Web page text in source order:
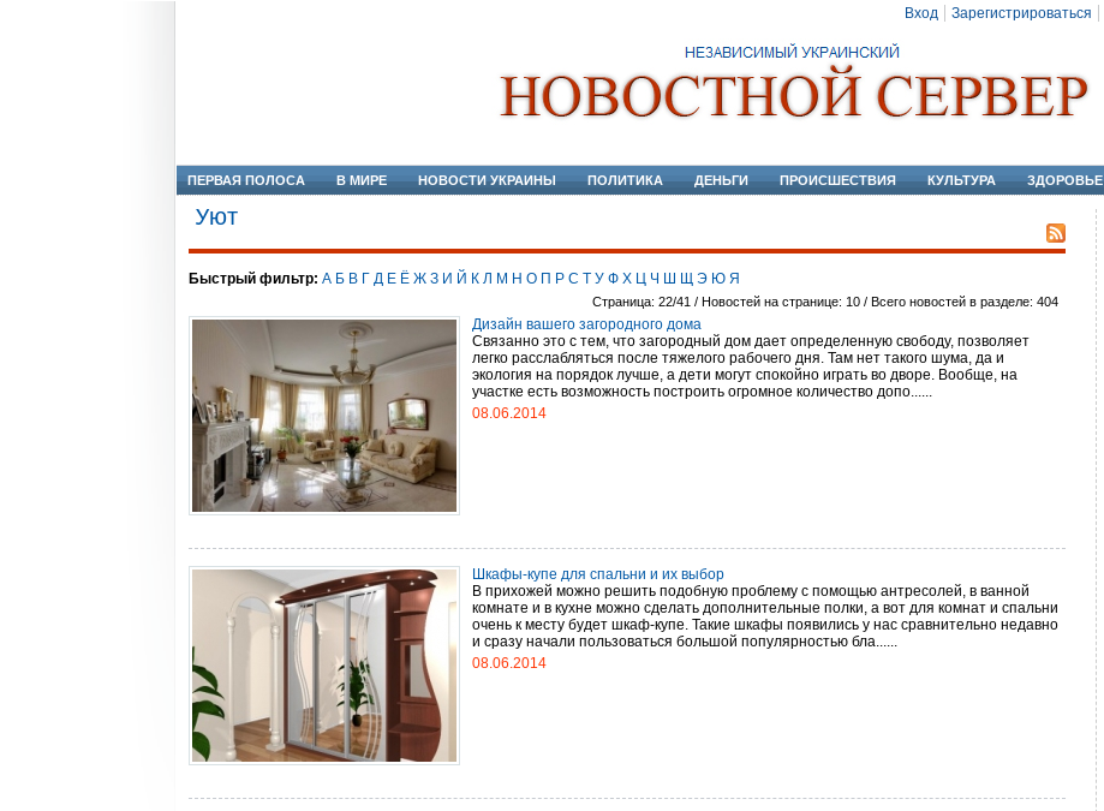
Вход Зарегистрироваться
ПЕРВАЯ ПОЛОСА В МИРЕ НОВОСТИ УКРАИНЫ ПОЛИТИКА ДЕНЬГИ ПРОИСШЕСТВИЯ КУЛЬТУРА ЗДОРОВЬЕ
Уют
Быстрый фильтр: А Б В Г Д Е Ё Ж З И Й К Л М Н О П Р С Т У Ф Х Ц Ч Ш Щ Э Ю Я
Страница: 22/41 / Новостей на странице: 10 / Всего новостей в разделе: 404
Дизайн вашего загородного дома
Связанно это с тем, что загородный дом дает определенную свободу, позволяет
легко расслабляться после тяжелого рабочего дня. Там нет такого шума, да и
экология на порядок лучше, а дети могут спокойно играть во дворе. Вообще, на
участке есть возможность построить огромное количество допо......
08.06.2014
Шкафы-купе для спальни и их выбор
В прихожей можно решить подобную проблему с помощью антресолей, в ванной
комнате и в кухне можно сделать дополнительные полки, а вот для комнат и спальни
очень к месту будет шкаф-купе. Такие шкафы появились у нас сравнительно недавно
и сразу начали пользоваться большой популярностью бла......
08.06.2014